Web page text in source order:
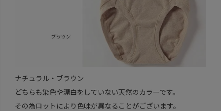
ナチュラル・ブラウン
どちらも染色や漂白をしていない天然のカラーです。
その為ロットにより色味が異なることがございます。